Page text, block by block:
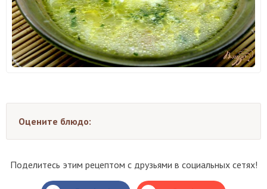
Оцените блюдо:
Поделитесь этим рецептом с друзьями в социальных сетях!